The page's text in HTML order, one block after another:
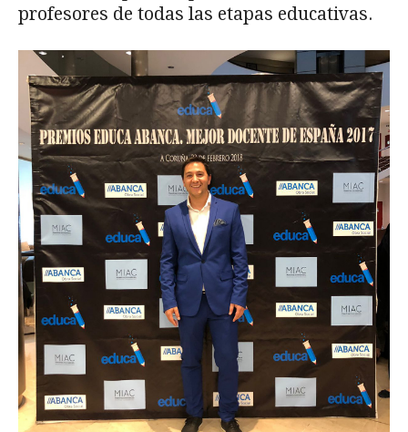
profesores de todas las etapas educativas.